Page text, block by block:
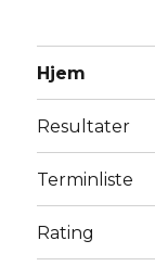
Hjem
Resultater
Terminliste
Rating